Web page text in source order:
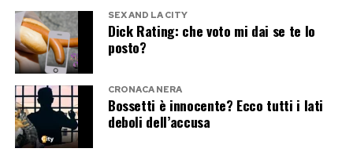
SEX AND LA CITY
Dick Rating: che voto mi dai se te lo
posto?
CRONACA NERA
Bossetti è innocente? Ecco tutti i lati
deboli dell’accusa